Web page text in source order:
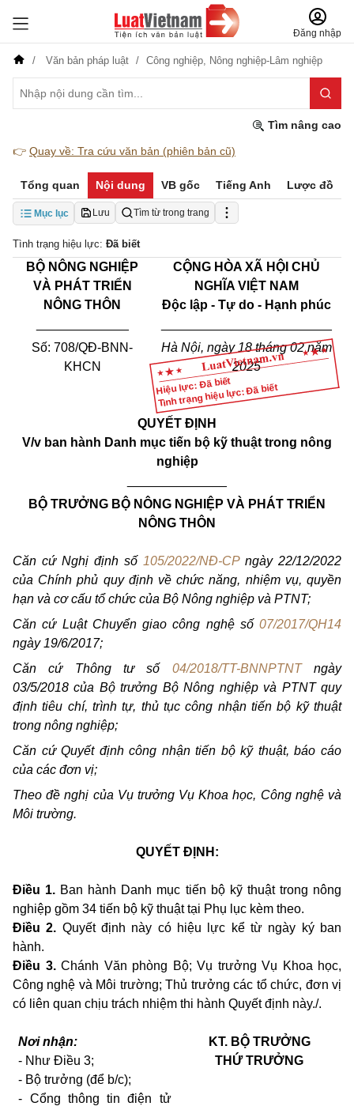
Đăng nhập
Văn bản pháp luật Công nghiệp, Nông nghiệp-Lâm nghiệp
Tìm nâng cao
👉 Quay về: Tra cứu văn bản (phiên bản cũ)
Tổng quan Nội dung VB gốc Tiếng Anh Lược đồ
Mục lục Lưu Tìm từ trong trang
Tình trạng hiệu lực: Đã biết
Hiệu lực: Đã biết
Tình trạng hiệu lực: Đã biết
BỘ NÔNG NGHIỆP
VÀ PHÁT TRIỂN
NÔNG THÔN
Số: 708/QĐ-BNN-
KHCN
CỘNG HÒA XÃ HỘI CHỦ
NGHĨA VIỆT NAM
Độc lập - Tự do - Hạnh phúc
Hà Nội, ngày 18 tháng 02 năm
2025
QUYẾT ĐỊNH
V/v ban hành Danh mục tiến bộ kỹ thuật trong nông
nghiệp
BỘ TRƯỞNG BỘ NÔNG NGHIỆP VÀ PHÁT TRIỂN
NÔNG THÔN
Căn cứ Nghị định số 105/2022/NĐ-CPngày 22/12/2022
của Chính phủ quy định về chức năng, nhiệm vụ, quyền
hạn và cơ cấu tổ chức của Bộ Nông nghiệp và PTNT;
Căn cứ Luật Chuyển giao công nghệ số 07/2017/QH14
ngày 19/6/2017;
Căn cứ Thông tư số 04/2018/TT-BNNPTNTngày
03/5/2018 của Bộ trưởng Bộ Nông nghiệp và PTNT quy
định tiêu chí, trình tự, thủ tục công nhận tiến bộ kỹ thuật
trong nông nghiệp;
Căn cứ Quyết định công nhận tiến bộ kỹ thuật, báo cáo
của các đơn vị;
Theo đề nghị của Vụ trưởng Vụ Khoa học, Công nghệ và
Môi trường.
QUYẾT ĐỊNH:
Điều 1. Ban hành Danh mục tiến bộ kỹ thuật trong nông
nghiệp gồm 34 tiến bộ kỹ thuật tại Phụ lục kèm theo.
Điều 2. Quyết định này có hiệu lực kể từ ngày ký ban
hành.
Điều 3. Chánh Văn phòng Bộ; Vụ trưởng Vụ Khoa học,
Công nghệ và Môi trường; Thủ trưởng các tổ chức, đơn vị
có liên quan chịu trách nhiệm thi hành Quyết định này./.
Nơi nhận:
- Như Điều 3;
- Bộ trưởng (để b/c);
- Cổng thông tin điện tử
KT. BỘ TRƯỞNG
THỨ TRƯỞNG